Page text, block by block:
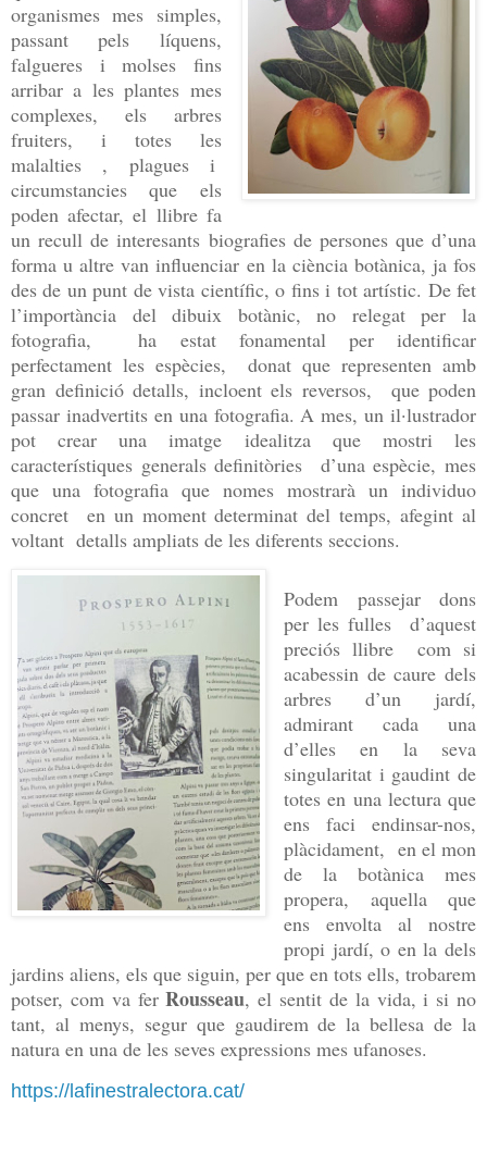
organismes mes simples,
passant pels líquens,
falgueres i molses fins
arribar a les plantes mes
complexes, els arbres
fruiters, i totes les
malalties , plagues i
circumstancies que els
poden afectar, el llibre fa
un recull de interesants biografies de persones que d’una
forma u altre van influenciar en la ciència botànica, ja fos
des de un punt de vista científic, o fins i tot artístic. De fet
l’importància del dibuix botànic, no relegat per la
fotografia, ha estat fonamental per identificar
perfectament les espècies, donat que representen amb
gran definició detalls, incloent els reversos, que poden
passar inadvertits en una fotografia. A mes, un il·lustrador
pot crear una imatge idealitza que mostri les
característiques generals definitòries d’una espècie, mes
que una fotografia que nomes mostrarà un individuo
concret en un moment determinat del temps, afegint al
voltant detalls ampliats de les diferents seccions.
Podem passejar dons
per les fulles d’aquest
preciós llibre com si
acabessin de caure dels
arbres d’un jardí,
admirant cada una
d’elles en la seva
singularitat i gaudint de
totes en una lectura que
ens faci endinsar-nos,
plàcidament, en el mon
de la botànica mes
propera, aquella que
ens envolta al nostre
propi jardí, o en la dels
jardins aliens, els que siguin, per que en tots ells, trobarem
potser, com va ferRousseau, el sentit de la vida, i si no
tant, al menys, segur que gaudirem de la bellesa de la
natura en una de les seves expressions mes ufanoses.
https://lafinestralectora.cat/